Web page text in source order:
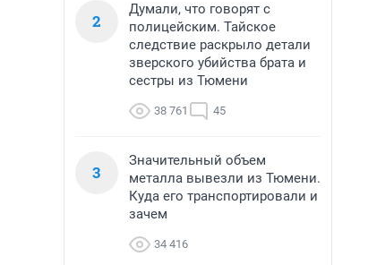
2
Думали, что говорят с
полицейским. Тайское
следствие раскрыло детали
зверского убийства брата и
сестры из Тюмени
38 761 45
3
Значительный объем
металла вывезли из Тюмени.
Куда его транспортировали и
зачем
34 416